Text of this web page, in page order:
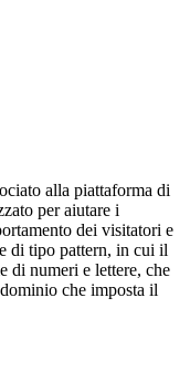
alla piattaforma di
per aiutare i
dei visitatori e
di tipo pattern, in cui il
di numeri e lettere, che
che imposta il